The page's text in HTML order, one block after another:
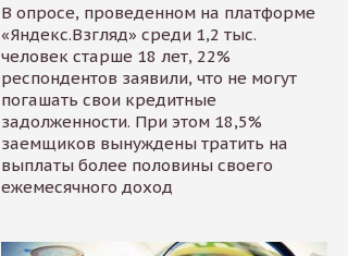
В опросе, проведенном на платформе
«Яндекс.Взгляд» среди 1,2 тыс.
человек старше 18 лет, 22%
респондентов заявили, что не могут
погашать свои кредитные
задолженности. При этом 18,5%
заемщиков вынуждены тратить на
выплаты более половины своего
ежемесячного доход